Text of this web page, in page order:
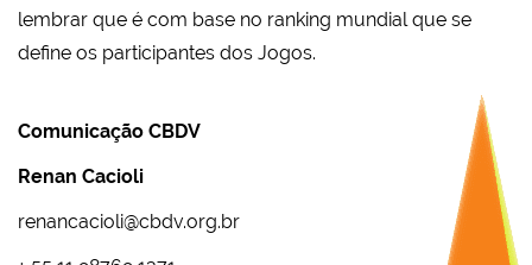
lembrar que é com base no ranking mundial que se
define os participantes dos Jogos.
Comunicação CBDV
Renan Cacioli
renancacioli@cbdv.org.br